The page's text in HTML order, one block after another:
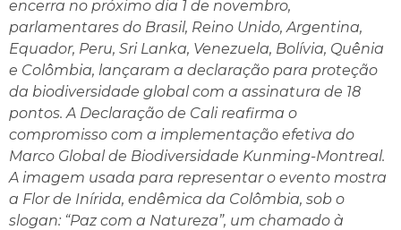
encerra no próximo dia 1 de novembro,
parlamentares do Brasil, Reino Unido, Argentina,
Equador, Peru, Sri Lanka, Venezuela, Bolívia, Quênia
e Colômbia, lançaram a declaração para proteção
da biodiversidade global com a assinatura de 18
pontos. A Declaração de Cali reafirma o
compromisso com a implementação efetiva do
Marco Global de Biodiversidade Kunming-Montreal.
A imagem usada para representar o evento mostra
a Flor de Inírida, endêmica da Colômbia, sob o
slogan: “Paz com a Natureza”, um chamado à